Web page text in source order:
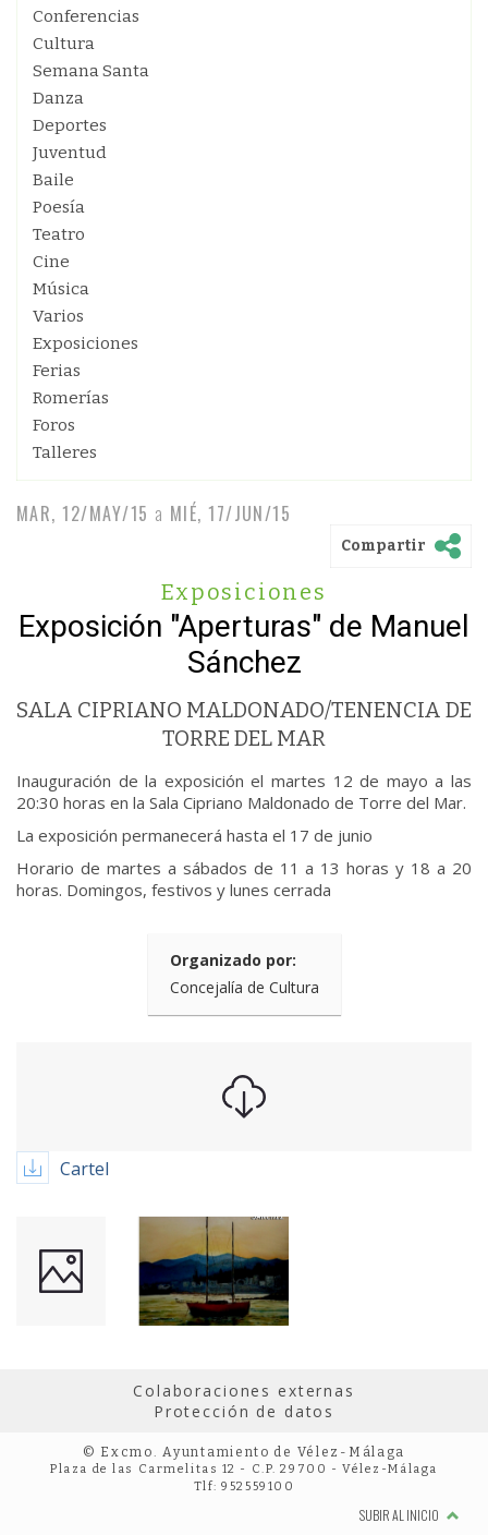
Conferencias
Cultura
Semana Santa
Danza
Deportes
Juventud
Baile
Poesía
Teatro
Cine
Música
Varios
Exposiciones
Ferias
Romerías
Foros
Talleres
MAR, 12/MAY/15 a MIÉ, 17/JUN/15
Compartir
Exposiciones
Exposición "Aperturas" de Manuel
Sánchez
SALA CIPRIANO MALDONADO/TENENCIA DE
TORRE DEL MAR
Inauguración de la exposición el martes 12 de mayo a las
20:30 horas en la Sala Cipriano Maldonado de Torre del Mar.
La exposición permanecerá hasta el 17 de junio
Horario de martes a sábados de 11 a 13 horas y 18 a 20
horas. Domingos, festivos y lunes cerrada
Organizado por:
Concejalía de Cultura
Cartel
Colaboraciones externas
Protección de datos
© Excmo. Ayuntamiento de Vélez-Málaga
Plaza de las Carmelitas 12 - C.P. 29700 - Vélez-Málaga
Tlf: 952559100
SUBIR AL INICIO